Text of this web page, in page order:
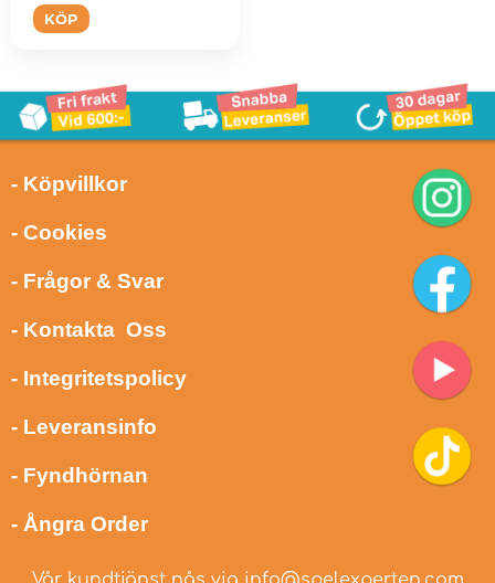
KÖP
- Köpvillkor
- Cookies
- Frågor & Svar
- Kontakta Oss
- Integritetspolicy
- Leveransinfo
- Fyndhörnan
- Ångra Order